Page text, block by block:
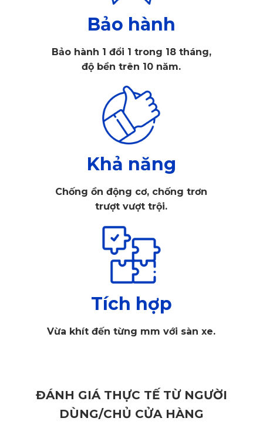
Không chỉ với thiết kế ngoại thất đẳng cấp, nội thất của ES
300H cũng rất ấn tượng. Với chiều dài cơ sở 2870mm,
khoang cabin của chiếc xe rộng rãi hơn so với đối thủ, mang
lại cảm giác thoải mái và thoáng đãng cho hành khách. Màn
hình giải trí lớn cũng là một trong những ưu điểm của nội
thất ES 300H, đáp ứng nhu cầu giải trí và thông tin của
Bảo hành
Bảo hành 1 đổi 1 trong 18 tháng,
độ bền trên 10 năm.
Khả năng
Chống ồn động cơ, chống trơn
trượt vượt trội.
Tích hợp
Vừa khít đến từng mm với sàn xe.
ĐÁNH GIÁ THỰC TẾ TỪ NGƯỜI
DÙNG/CHỦ CỬA HÀNG